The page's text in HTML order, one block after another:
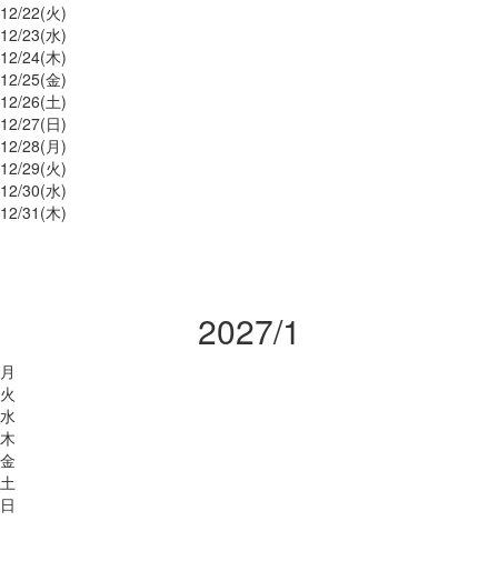
12/22(火)
12/23(水)
12/24(木)
12/25(金)
12/26(土)
12/27(日)
12/28(月)
12/29(火)
12/30(水)
12/31 (木)
2027/1
月
火
水
木
金
土
日